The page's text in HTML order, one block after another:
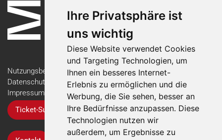
Ihre Privatsphäre ist
uns wichtig
Diese Website verwendet Cookies
und Targeting Technologien, um
Ihnen ein besseres Internet-
Erlebnis zu ermöglichen und die
Werbung, die Sie sehen, besser an
Ihre Bedürfnisse anzupassen. Diese
Technologien nutzen wir
außerdem, um Ergebnisse zu
Nutzungsbedingungen
Datenschutzerklärung
Impressum
Ticket-Support